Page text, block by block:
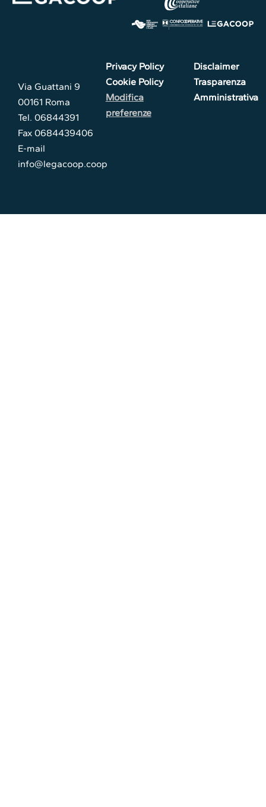
Via Guattani 9
00161 Roma
Tel. 06844391
Fax 0684439406
E-mail
info@legacoop.coop
Privacy Policy
Cookie Policy
Modifica
preferenze
Disclaimer
Trasparenza
Amministrativa